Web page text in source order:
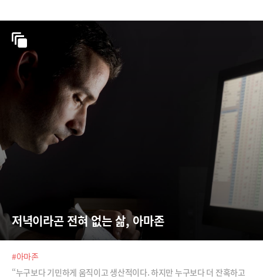
저녁이라곤 전혀 없는 삶, 아마존
#아마존
“누구보다 기민하게 움직이고 생산적이다. 하지만 누구보다 더 잔혹하고